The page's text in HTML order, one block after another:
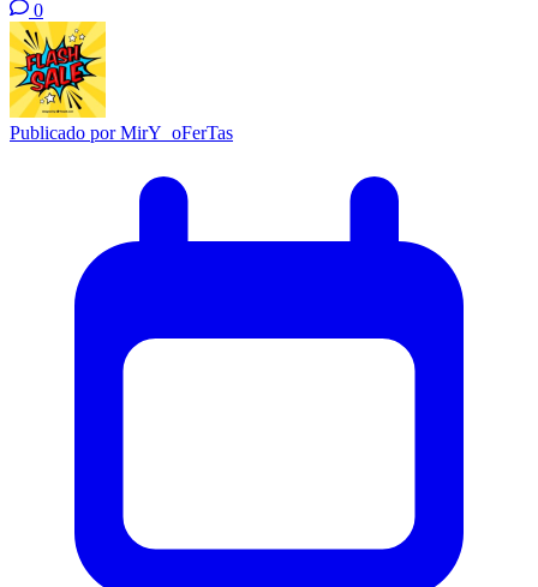
0
Publicado porMirY_oFerTas